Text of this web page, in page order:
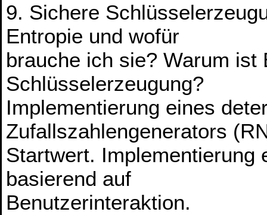
9. Sichere
Entropie und wofür
brauche ich sie? Warum
Schlüsselerzeugung?
Implementierung eines
Zufallszahlengenerators
Startwert. Implementierung
basierend auf
Benutzerinteraktion.